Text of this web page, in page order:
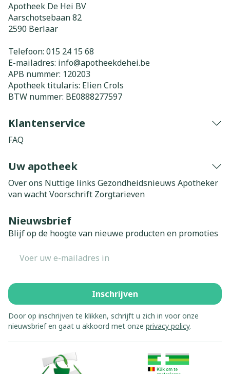
Apotheek De Hei BV
Aarschotsebaan 82
2590 Berlaar
Telefoon: 015 24 15 68
E-mailadres: info@apotheekdehei.be
APB nummer: 120203
Apotheek titularis: Elien Crols
BTW nummer: BE0888277597
Klantenservice
FAQ
Uw apotheek
Over ons Nuttige links Gezondheidsnieuws Apotheker
van wachtVoorschrift Zorgtarieven
Nieuwsbrief
Blijf op de hoogte van nieuwe producten en promoties
Inschrijven
Door op inschrijven te klikken, schrijft u zich in voor onze
nieuwsbrief en gaat u akkoord met onze privacy policy.